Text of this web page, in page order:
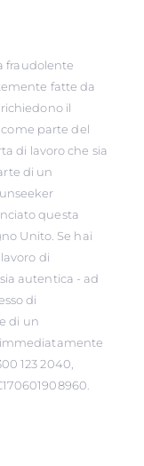
fraudolente
fatte da
il
parte del
di lavoro che sia
di un
questa
Unito. Se hai
di
autentica - ad
di
di un
123 2040,